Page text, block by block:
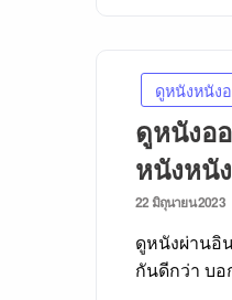
ดูหนังหนัง
ดูหนังอ
หนังหนั
Posted
22 มิถุนายน 2023
ดูหนังผ่านอิ
กันดีกว่า บอ